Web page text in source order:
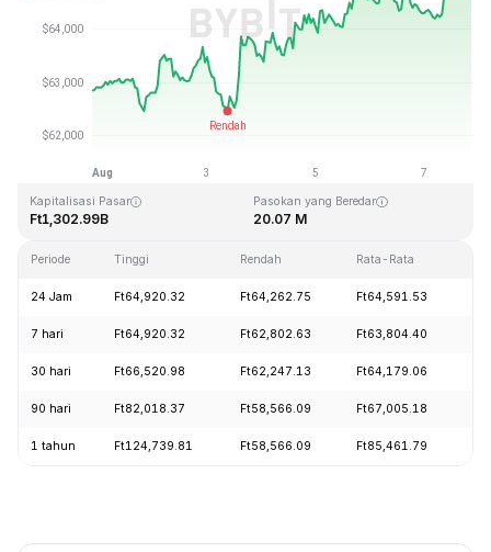
Terakhir Diperbarui: 2026-08-07, 20:35 GMT+0
Ft126,080.00
Kapitalisasi Pasar
Ft1,302.99B
Pasokan yang Beredar
20.07 M
Periode Tinggi Rendah Rata-Rata
24 Jam Ft64,920.32 Ft64,262.75 Ft64,591.53
7 hari Ft64,920.32 Ft62,802.63 Ft63,804.40
30 hari Ft66,520.98 Ft62,247.13 Ft64,179.06
90 hari Ft82,018.37 Ft58,566.09 Ft67,005.18
1 tahun Ft124,739.81 Ft58,566.09 Ft85,461.79